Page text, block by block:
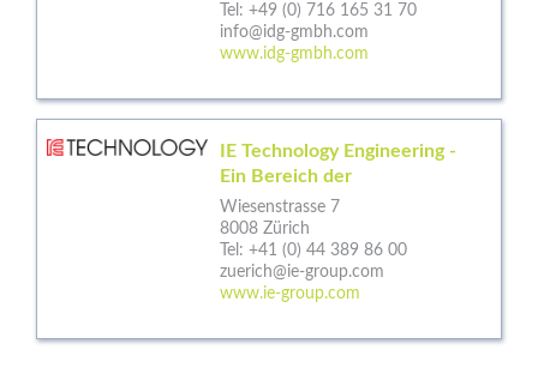
Tel: +49 (0) 716 165 31 70
info@idg-gmbh.com
www.idg-gmbh.com
IE Technology Engineering -
Ein Bereich der
Wiesenstrasse 7
8008 Zürich
Tel: +41 (0) 44 389 86 00
zuerich@ie-group.com
www.ie-group.com